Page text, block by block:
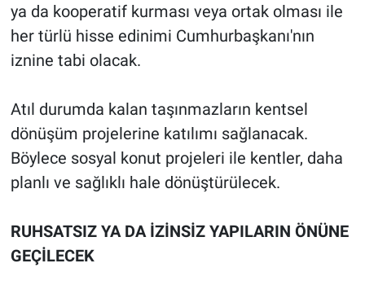
ya da kooperatif kurması veya ortak olması ile
her türlü hisse edinimi Cumhurbaşkanı'nın
iznine tabi olacak.
Atıl durumda kalan taşınmazların kentsel
dönüşüm projelerine katılımı sağlanacak.
Böylece sosyal konut projeleri ile kentler, daha
planlı ve sağlıklı hale dönüştürülecek.
RUHSATSIZ YA DA İZİNSİZ YAPILARIN ÖNÜNE
GEÇİLECEK